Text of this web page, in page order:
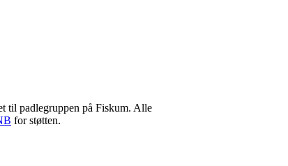
til padlegruppen på Fiskum. Alle
for støtten.